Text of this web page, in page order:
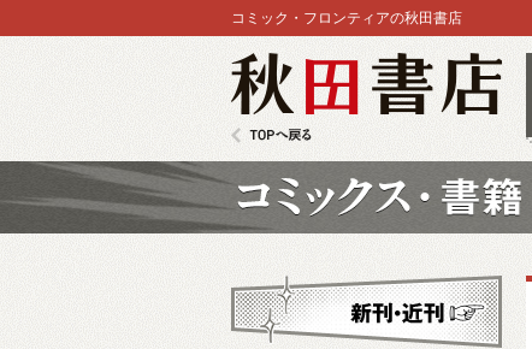
コミック・フロンティアの秋田書店